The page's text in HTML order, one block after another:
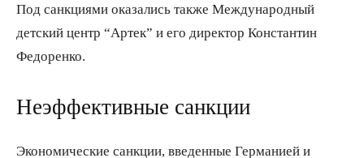
Под санкциями оказались также Международный
детский центр “Артек” и его директор Константин
Федоренко.
Неэффективные санкции
Экономические санкции, введенные Германией и